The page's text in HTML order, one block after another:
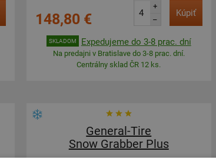
148,80 €
+
–
Kúpiť
SKLADOM Expedujeme do 3-8 prac. dní
Na predajni v Bratislave do 3-8 prac. dní.
Centrálny sklad ČR 12 ks.
General-Tire
Snow Grabber Plus